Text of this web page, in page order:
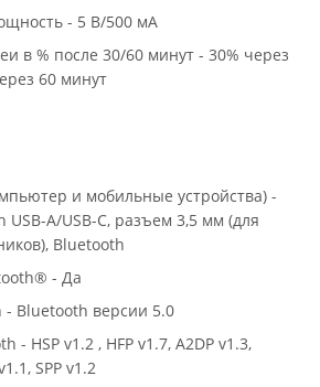
- 5 В/500 мА
в % после 30/60 минут - 30% через
60 минут
и мобильные устройства) -
A/USB-C, разъем 3,5 мм (для
Bluetooth
- Да
- Bluetooth версии 5.0
- HSP v1.2 , HFP v1.7, A2DP v1.3,
SPP v1.2